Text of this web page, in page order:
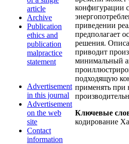
article
Archive
Publication
ethics and
publication
malpractice
statement
Advertisement
in this journal
Advertisement
on the web
site
Contact
information
конфигурации
приведении
предполагает
решения.
приводит
минимальный
подходящую
применять при
Ключевые
кодирование